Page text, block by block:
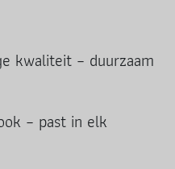
kwaliteit – duurzaam
– past in elk